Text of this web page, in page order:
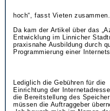
hoch“, fasst Vieten
Da kam der Artikel über das
Entwicklung im Linnicher
praxisnahe Ausbildung durch
Programmierung einer
Lediglich die Gebühren für die
Einrichtung der
die Bereitstellung des
müssen die Auftraggeber